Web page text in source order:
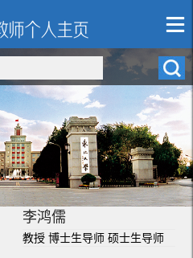
李鸿儒
教授 博士生导师 硕士生导师